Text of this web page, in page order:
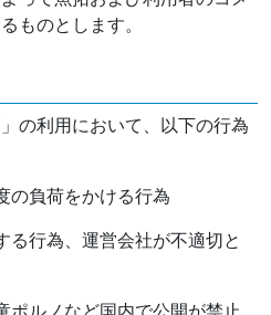
ものとします。
の利用において、以下の行為
の負荷をかける行為
る行為、運営会社が不適切と